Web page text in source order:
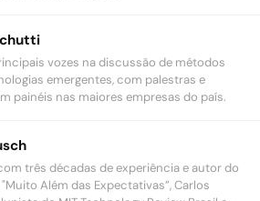
vozes na discussão de métodos
emergentes, com palestras e
painéis nas maiores empresas do país.
três décadas de experiência e autor do
Além das Expectativas”, Carlos